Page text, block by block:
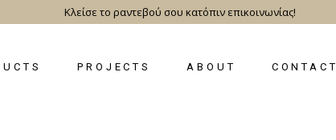
Κλείσε το ραντεβού σου κατόπιν επικοινωνίας!
PROJECTS ABOUT CONTACT